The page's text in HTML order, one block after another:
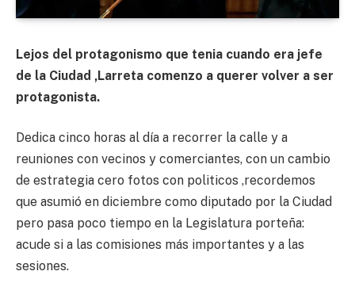
Lejos del protagonismo que tenia cuando era jefe
de la Ciudad ,Larreta comenzo a querer volver a ser
protagonista.
Dedica cinco horas al día a recorrer la calle y a
reuniones con vecinos y comerciantes, con un cambio
de estrategia cero fotos con politicos ,recordemos
que asumió en diciembre como diputado por la Ciudad
pero pasa poco tiempo en la Legislatura porteña:
acude si a las comisiones más importantes y a las
sesiones.